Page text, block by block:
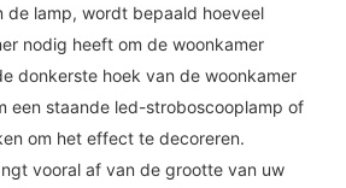
de lamp, wordt bepaald hoeveel
nodig heeft om de woonkamer
donkerste hoek van de woonkamer
een ​​staande led-stroboscooplamp of
om het effect te decoreren.
vooral af van de grootte van uw